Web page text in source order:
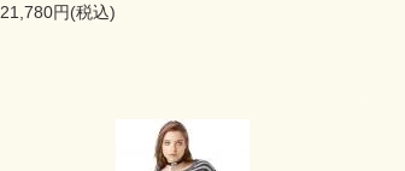
21,780円(税込)